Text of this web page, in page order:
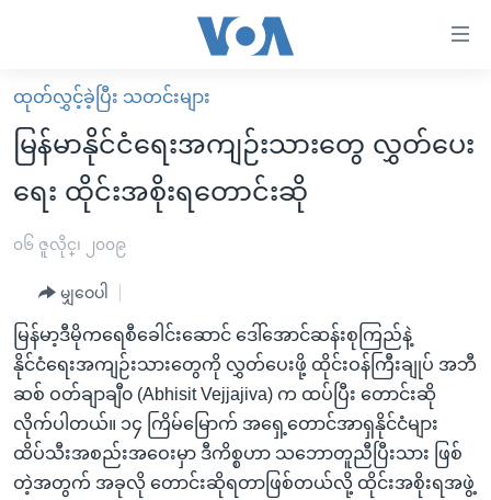
လွယ်ကူ
စေ
Link
များ
အကြောင်းအရာ
သို့
ကျော်
ကြည့်
မူလစာမျက်နှာ
မြန်မာ
ကမ္ဘာ့သတင်းများ
နိုင်ငံတကာ
အစ္စရေး-ပါလက်စတိုင်း
ဗွီဒီယို
ရပ်ဝန်းတခု လမ်းတခု အလွန်
အင်္ဂလိပ်စာလေ့လာမယ်
အမေရိကန်သုံးအီဒီယံ
မကြေးမုံရဲ့ အင်္ဂလိပ်စာ
ရုပ်ရှင်ထဲက အင်္ဂလိပ်စာ
အပတ်စဉ်ကဏ္ဍများ
ရေဒီယို
ရေဒီယိုနှင့်ရုပ်သံ အချက်အလက်များ
ရေဒီယို/တီဗွီအစီအစဉ်
ထုတ်လွှင့်ခဲ့ပြီး သတင်းများ
မြန်မာနိုင်ငံရေးအကျဉ်းသားတွေ လွှတ်ပေး
ရေး ထိုင်းအစိုးရတောင်းဆို
၀၆ ဇူလိုင္၊ ၂၀၀၉
မျှဝေပါ
မြန်မာ့ဒီမိုကရေစီခေါင်းဆောင် ဒေါ်အောင်ဆန်းစုကြည်နဲ့
နိုင်ငံရေးအကျဉ်းသားတွေကို လွှတ်ပေးဖို့ ထိုင်းဝန်ကြီးချုပ် အဘီ
ဆစ် ဝတ်ချာချီ၀ (Abhisit Vejjajiva) က ထပ်ပြီး တောင်းဆို
လိုက်ပါတယ်။ ၁၄ ကြိမ်မြောက် အရှေ့တောင်အာရှနိုင်ငံများ
ထိပ်သီးအစည်းအဝေးမှာ ဒီကိစ္စဟာ သဘောတူညီပြီးသား ဖြစ်
တဲ့အတွက် အခုလို တောင်းဆိုရတာဖြစ်တယ်လို့ ထိုင်းအစိုးရအဖွဲ့